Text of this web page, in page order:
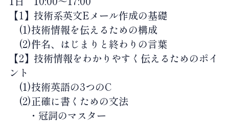
【1】技術系英文Eメール作成の基礎
(1)技術情報を伝えるための構成
(2)件名、はじまりと終わりの言葉
【2】技術情報をわかりやすく伝えるためのポイ
ント
(1)技術英語の3つのC
(2)正確に書くための文法
・冠詞のマスター